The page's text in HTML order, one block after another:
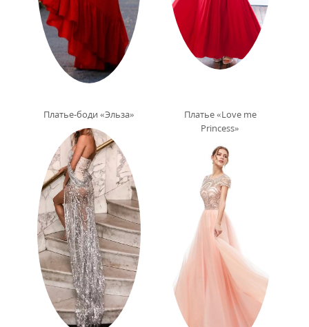
Платье-боди «Эльза»
Платье «Love me
Princess»